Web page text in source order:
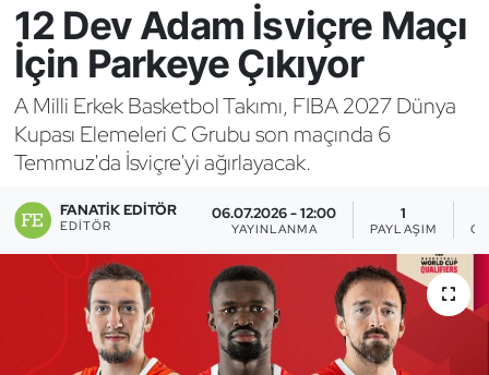
12 Dev Adam İsviçre Maçı
İçin Parkeye Çıkıyor
A Milli Erkek Basketbol Takımı, FIBA 2027 Dünya
Kupası Elemeleri C Grubu son maçında 6
Temmuz'da İsviçre'yi ağırlayacak.
FANATIK EDITÖR
EDITÖR
06.07.2026 - 12:00
YAYINLANMA
1
PAYLAŞIM
Binicilik
Bisiklet
Bocce Bowling Dart
Buz Hokeyi
Buz Pateni